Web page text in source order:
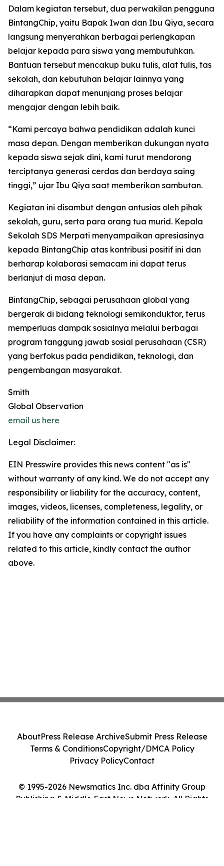
Dalam kegiatan tersebut, dua perwakilan pengguna
BintangChip, yaitu Bapak Iwan dan Ibu Qiya, secara
langsung menyerahkan berbagai perlengkapan
belajar kepada para siswa yang membutuhkan.
Bantuan tersebut mencakup buku tulis, alat tulis, tas
sekolah, dan kebutuhan belajar lainnya yang
diharapkan dapat menunjang proses belajar
mengajar dengan lebih baik.
“Kami percaya bahwa pendidikan adalah kunci
masa depan. Dengan memberikan dukungan nyata
kepada siswa sejak dini, kami turut mendorong
terciptanya generasi cerdas dan berdaya saing
tinggi,” ujar Ibu Qiya saat memberikan sambutan.
Kegiatan ini disambut dengan antusias oleh pihak
sekolah, guru, serta para orang tua murid. Kepala
Sekolah SDS Merpati menyampaikan apresiasinya
kepada BintangChip atas kontribusi positif ini dan
berharap kolaborasi semacam ini dapat terus
berlanjut di masa depan.
BintangChip, sebagai perusahaan global yang
bergerak di bidang teknologi semikonduktor, terus
memperluas dampak sosialnya melalui berbagai
program tanggung jawab sosial perusahaan (CSR)
yang berfokus pada pendidikan, teknologi, dan
pengembangan masyarakat.
Smith
Global Observation
email us here
Legal Disclaimer:
EIN Presswire provides this news content "as is"
without warranty of any kind. We do not accept any
responsibility or liability for the accuracy, content,
images, videos, licenses, completeness, legality, or
reliability of the information contained in this article.
If you have any complaints or copyright issues
related to this article, kindly contact the author
above.
© 1995-2026 Newsmatics Inc. dba Affinity Group
Publishing & Middle East News Network. All Rights
AboutPress Release ArchiveSubmit Press Release
Terms & ConditionsCopyright/DMCA Policy
Privacy PolicyContact